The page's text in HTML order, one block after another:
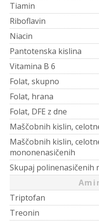
Tiamin
Riboflavin
Niacin
Pantotenska kislina
Vitamina B 6
Folat, skupno
Folat, hrana
Folat, DFE z dne
Maščobnih kislin,
Maščobnih kislin,
mononenasičenih
Skupaj polinenasičenih
Triptofan
Treonin